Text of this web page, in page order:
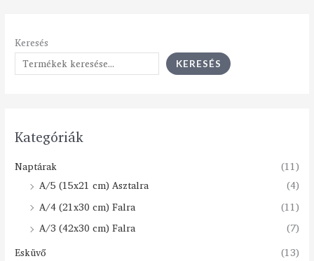
Keresés
KERESÉS
Kategóriák
Naptárak
(11)
A/5 (15x21 cm) Asztalra
(4)
A/4 (21x30 cm) Falra
(11)
A/3 (42x30 cm) Falra
(7)
Esküvő
(13)